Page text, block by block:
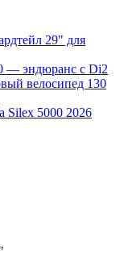
29" для
— эндюранс с Di2
велосипед 130
Silex 5000 2026